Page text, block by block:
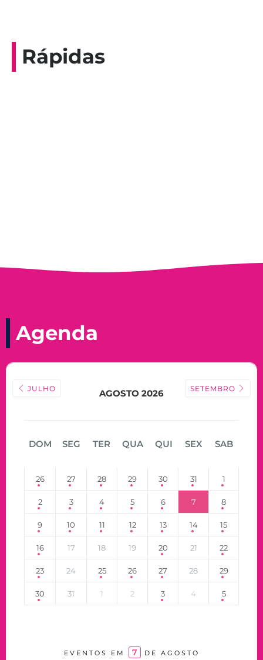
Rápidas
Agenda
JULHO AGOSTO 2026 SETEMBRO
DOM SEG TER QUA QUI SEX SAB
26 27 28 29 30 31 1
2 3 4 5 6 7 8
9 10 11 12 13 14 15
16 17 18 19 20 21 22
23 24 25 26 27 28 29
30 31 1 2 3 4 5
EVENTOS EM 7 DE AGOSTO